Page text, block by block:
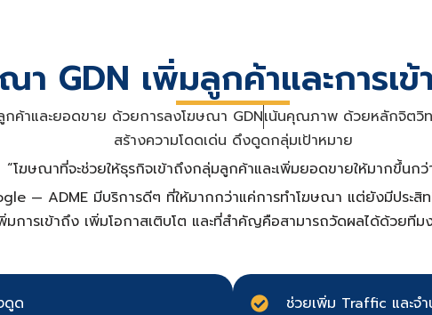
า GDN เพิ่มลูกค้าและการเ
กค้าและยอดขาย ด้วยการลงโฆษณา GDNเน้นคุณภาพ ด้วยหลักจิตวิ
สร้างความโดดเด่น ดึงดูดกลุ่มเป้าหมาย
“โฆษณาที่จะช่วยให้ธุรกิจเข้าถึงกลุ่มลูกค้าและเพิ่มยอดขายให้มากขึ้นกว่
— ADME มีบริการดีๆ ที่ให้มากกว่าแค่การทำโฆษณา แต่ยังมีประสิ
การเข้าถึง เพิ่มโอกาสเติบโต และที่สำคัญคือสามารถวัดผลได้ด้วยทีม
ดูด ช่วยเพิ่ม Traffic และจำ